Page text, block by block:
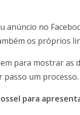
no
os próprios
para mostrar as
um processo.
para